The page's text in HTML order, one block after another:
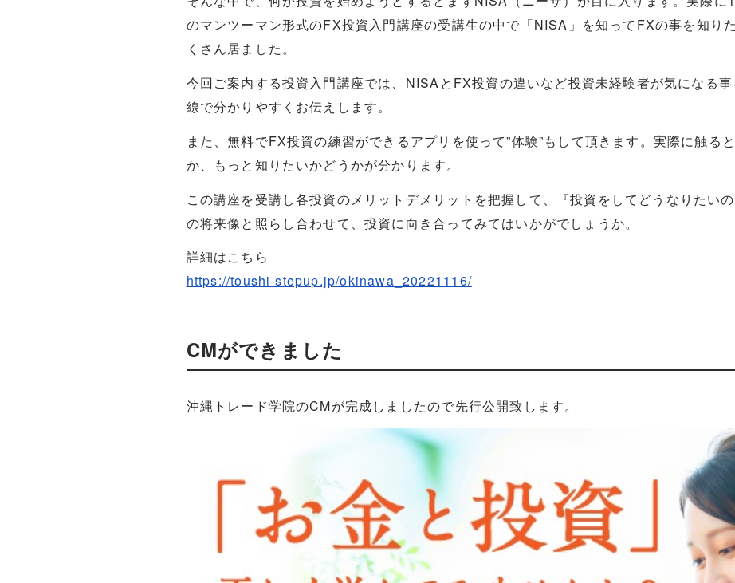
のマンツーマン形式のFX投資入門講座の受講生の中で「NISA」を知ってFXの事を知り
くさん居ました。
今回ご案内する投資入門講座では、NISAとFX投資の違いなど投資未経験者が気になる
線で分かりやすくお伝えします。
また、無料でFX投資の練習ができるアプリを使って”体験”もして頂きます。実際に触る
か、もっと知りたいかどうかが分かります。
この講座を受講し各投資のメリットデメリットを把握して、『投資をしてどうなりたい
の将来像と照らし合わせて、投資に向き合ってみてはいかがでしょうか。
詳細はこちら
https://toushi-stepup.jp/okinawa_20221116/
CMができました
沖縄トレード学院のCMが完成しましたので先行公開致します。